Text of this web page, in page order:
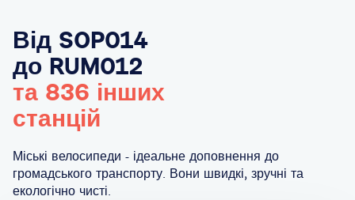
Від SOP014
до RUM012
та 836 інших
станцій
Міські велосипеди - ідеальне доповнення до
громадського транспорту. Вони швидкі, зручні та
екологічно чисті.